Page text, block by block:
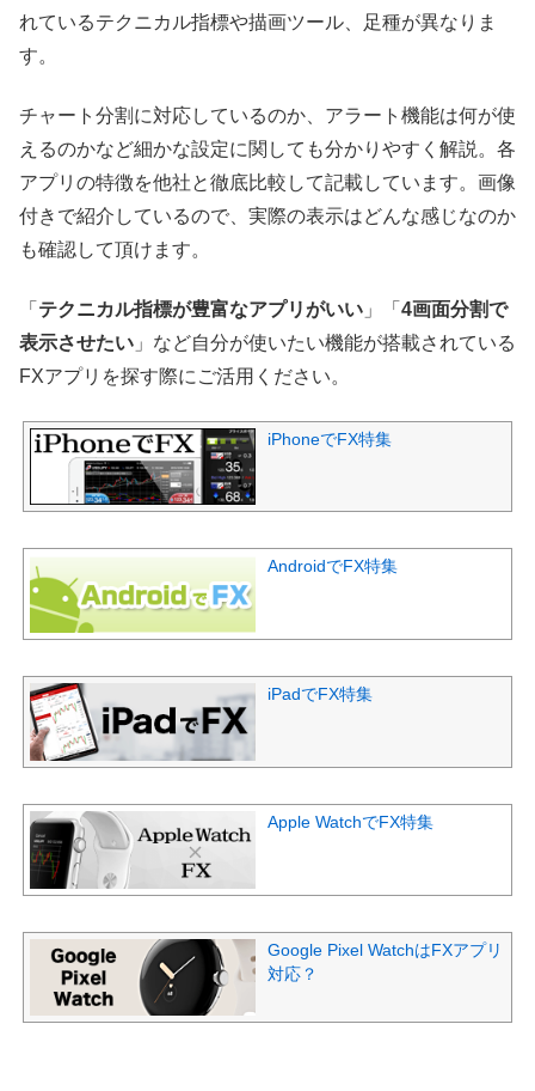
れているテクニカル指標や描画ツール、足種が異なりま
す。
チャート分割に対応しているのか、アラート機能は何が使
えるのかなど細かな設定に関しても分かりやすく解説。各
アプリの特徴を他社と徹底比較して記載しています。画像
付きで紹介しているので、実際の表示はどんな感じなのか
も確認して頂けます。
「 テクニカル指標が豊富なアプリがいい 」「 4画面分割で
表示させたい 」など自分が使いたい機能が搭載されている
FXアプリを探す際にご活用ください。
iPhoneでFX特集
AndroidでFX特集
iPadでFX特集
Apple WatchでFX特集
Google Pixel WatchはFXアプリ
対応？